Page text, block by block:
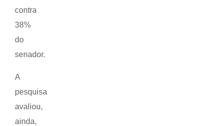
contra
38%
do
senador.
A
pesquisa
avaliou,
ainda,